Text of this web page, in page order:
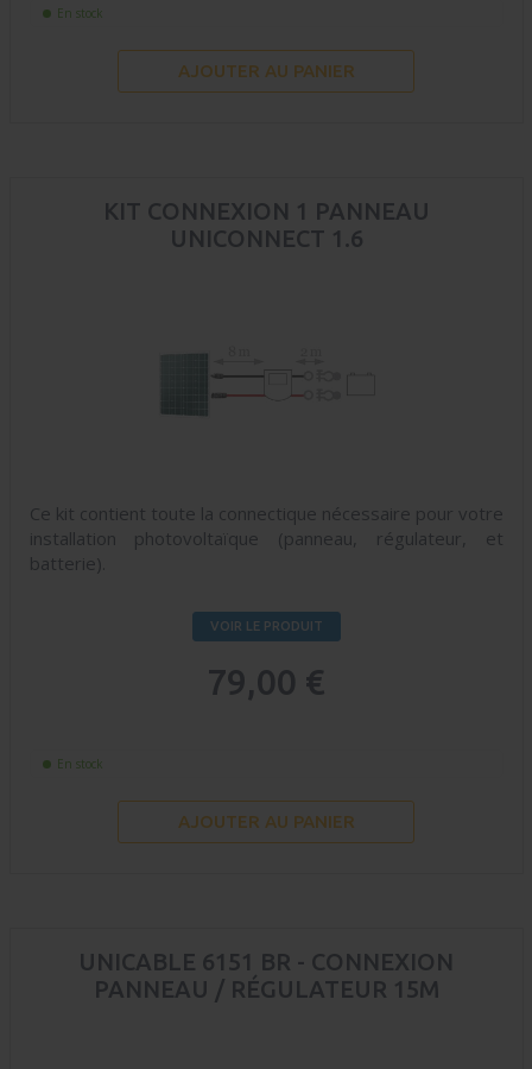
En stock
AJOUTER AU PANIER
KIT CONNEXION 1 PANNEAU
UNICONNECT 1.6
Ce kit contient toute la connectique nécessaire pour votre
installation photovoltaïque (panneau, régulateur, et
batterie).
VOIR LE PRODUIT
79,00 €
En stock
AJOUTER AU PANIER
UNICABLE 6151 BR - CONNEXION
PANNEAU / RÉGULATEUR 15M